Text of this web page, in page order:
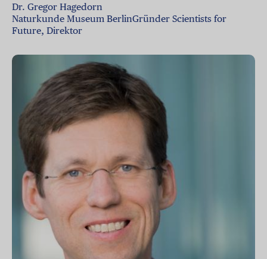
Dr. Gregor Hagedorn
Naturkunde Museum BerlinGründer Scientists for
Future, Direktor